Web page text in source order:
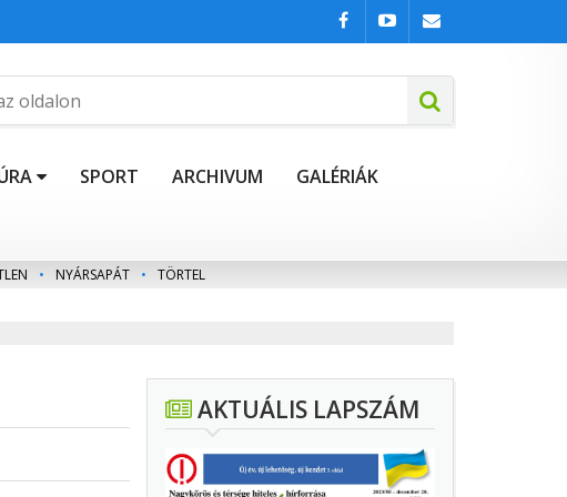
SPORT ARCHIVUM GALÉRIÁK
• NYÁRSAPÁT • TÖRTEL
AKTUÁLIS LAPSZÁM